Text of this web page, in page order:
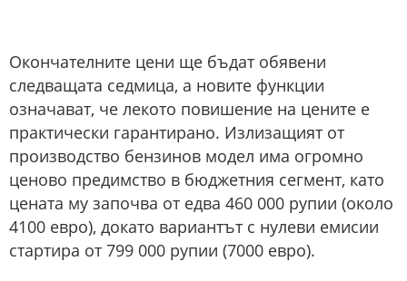
Окончателните цени ще бъдат обявени
следващата седмица, а новите функции
означават, че лекото повишение на цените е
практически гарантирано. Излизащият от
производство бензинов модел има огромно
ценово предимство в бюджетния сегмент, като
цената му започва от едва 460 000 рупии (около
4100 евро), докато вариантът с нулеви емисии
стартира от 799 000 рупии (7000 евро).